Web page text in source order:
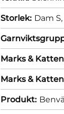
Storlek: Dam S,
Marks &
Marks &
Produkt: